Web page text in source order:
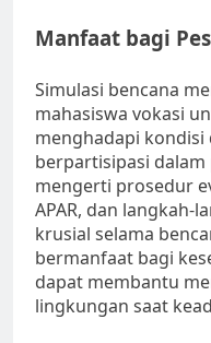
Manfaat bagi
Simulasi bencana
mahasiswa vokasi
menghadapi
berpartisipasi
mengerti prosedur
APAR, dan langkah-
krusial selama
bermanfaat bagi
dapat membantu
lingkungan saat